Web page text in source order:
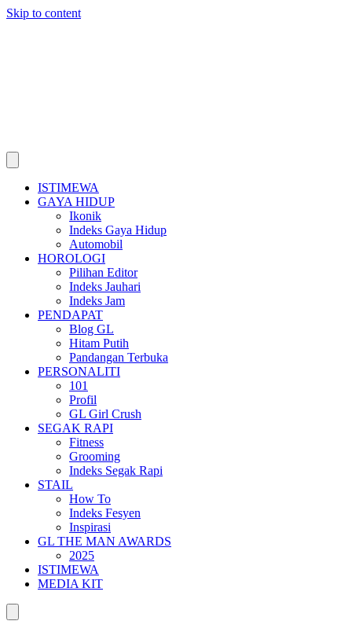
Skip to content
ISTIMEWA
GAYA HIDUP
Ikonik
Indeks Gaya Hidup
Automobil
HOROLOGI
Pilihan Editor
Indeks Jauhari
Indeks Jam
PENDAPAT
Blog GL
Hitam Putih
Pandangan Terbuka
PERSONALITI
101
Profil
GL Girl Crush
SEGAK RAPI
Fitness
Grooming
Indeks Segak Rapi
STAIL
How To
Indeks Fesyen
Inspirasi
GL THE MAN AWARDS
2025
ISTIMEWA
MEDIA KIT